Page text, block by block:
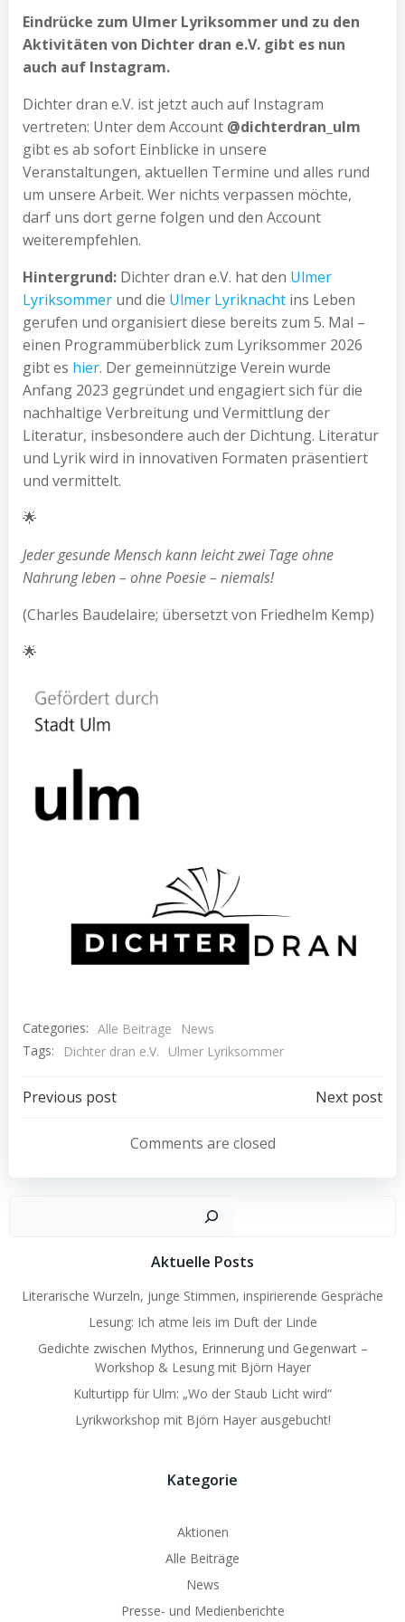
Eindrücke zum Ulmer Lyriksommer und zu den
Aktivitäten von Dichter dran e.V. gibt es nun
auch auf Instagram.
Dichter dran e.V. ist jetzt auch auf Instagram
vertreten: Unter dem Account @dichterdran_ulm
gibt es ab sofort Einblicke in unsere
Veranstaltungen, aktuellen Termine und alles rund
um unsere Arbeit. Wer nichts verpassen möchte,
darf uns dort gerne folgen und den Account
weiterempfehlen.
Hintergrund: Dichter dran e.V. hat den Ulmer
Lyriksommer und die Ulmer Lyriknacht ins Leben
gerufen und organisiert diese bereits zum 5. Mal –
einen Programmüberblick zum Lyriksommer 2026
gibt es hier. Der gemeinnützige Verein wurde
Anfang 2023 gegründet und engagiert sich für die
nachhaltige Verbreitung und Vermittlung der
Literatur, insbesondere auch der Dichtung. Literatur
und Lyrik wird in innovativen Formaten präsentiert
und vermittelt.
🌟
Jeder gesunde Mensch kann leicht zwei Tage ohne
Nahrung leben – ohne Poesie – niemals!
(Charles Baudelaire; übersetzt von Friedhelm Kemp)
🌟
Categories: Alle Beiträge
News
Tags:
Dichter dran e.V. Ulmer Lyriksommer
Post
navigation
Previous post
navigation
Next post
Comments are closed
Aktuelle Posts
Literarische Wurzeln, junge Stimmen, inspirierende Gespräche
Lesung: Ich atme leis im Duft der Linde
Gedichte zwischen Mythos, Erinnerung und Gegenwart –
Workshop & Lesung mit Björn Hayer
Kulturtipp für Ulm: „Wo der Staub Licht wird“
Lyrikworkshop mit Björn Hayer ausgebucht!
Kategorie
Aktionen
Alle Beiträge
News
Presse- und Medienberichte